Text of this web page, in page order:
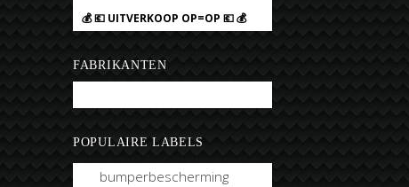
💰 💶 UITVERKOOP OP=OP 💶 💰
FABRIKANTEN
POPULAIRE LABELS
bumperbescherming